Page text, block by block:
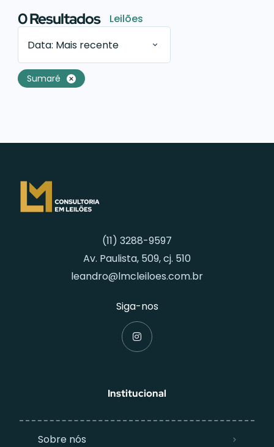
0Resultados
Leilões
Data: Mais recente
Sumaré
(11) 3288-9597
Av. Paulista, 509, cj. 510
leandro@lmcleiloes.com.br
Siga-nos
Institucional
Sobre nós